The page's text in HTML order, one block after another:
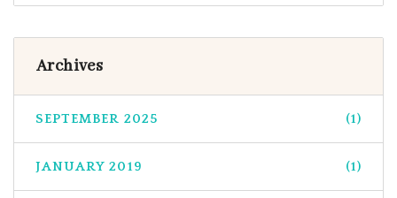
Archives
SEPTEMBER 2025 (1)
JANUARY 2019 (1)